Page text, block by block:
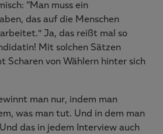
“Man muss ein
das auf die Menschen
Ja, das reißt mal so
Mit solchen Sätzen
Scharen von Wählern hinter sich
man nur, indem man
was man tut. Und in dem man
das in jedem Interview auch